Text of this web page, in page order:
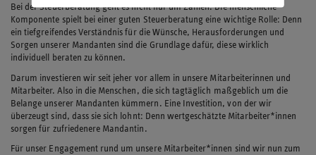
Bei der Steuerberatung geht es nicht nur um Zahlen. Die menschliche
Komponente spielt bei einer guten Steuerberatung eine wichtige Rolle: Denn
ein tiefgreifendes Verständnis für die Wünsche, Herausforderungen und
Sorgen unserer Mandanten sind die Grundlage dafür, diese wirklich
individuell beraten zu können.
Darum investieren wir seit jeher vor allem in unsere Mitarbeiterinnen und
Mitarbeiter. Also in die Menschen, die sich tagtäglich maßgeblich um die
Belange unserer Mandanten kümmern. Eine Investition, von der wir
überzeugt sind, dass sie sich lohnt: Denn wertgeschätzte Mitarbeiter*innen
sorgen für zufriedenere Mandantin.
Für unser Engagement rund um unsere Mitarbeiter*innen sind wir nun zum